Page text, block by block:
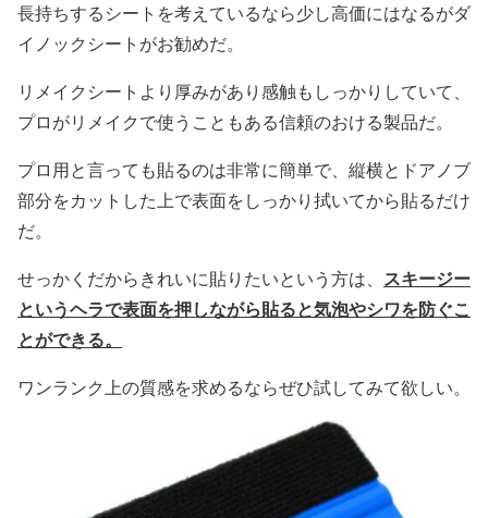
長持ちするシートを考えているなら少し高価にはなるがダ
イノックシートがお勧めだ。
リメイクシートより厚みがあり感触もしっかりしていて、
プロがリメイクで使うこともある信頼のおける製品だ。
プロ用と言っても貼るのは非常に簡単で、縦横とドアノブ
部分をカットした上で表面をしっかり拭いてから貼るだけ
だ。
せっかくだからきれいに貼りたいという方は、 スキージー
というヘラで表面を押しながら貼ると気泡やシワを防ぐこ
とができる。
ワンランク上の質感を求めるならぜひ試してみて欲しい。